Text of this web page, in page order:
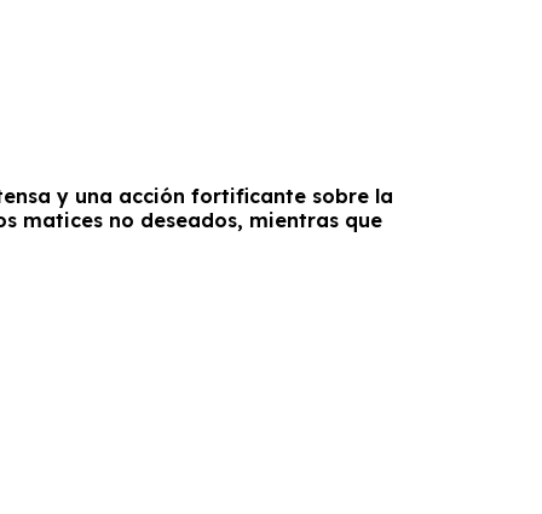
y una acción fortificante sobre la
matices no deseados, mientras que